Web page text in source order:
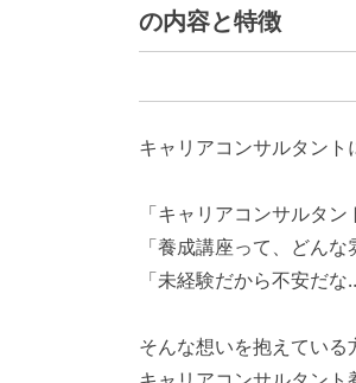
の内容と特徴
キャリアコンサルタント
「キャリアコンサルタ
「養成講座って、どんな
「未経験だから不安だな
そんな想いを抱えている